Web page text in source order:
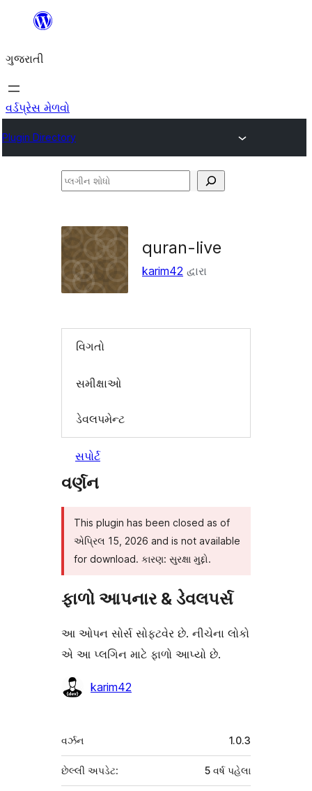
કંટેન્ટ(લખાણ)
જાઓ
ગુજરાતી
વર્ડપ્રેસ મેળવો
Plugin Directory
પ્લગીન
quran-live
karim42 દ્વારા
વિગતો
સમીક્ષાઓ
ડેવલપમેન્ટ
સપોર્ટ
વર્ણન
This plugin has been closed as of
એપ્રિલ 15, 2026 and is not available
for download. કારણ: સુરક્ષા મુદ્દો.
ફાળો આપનાર & ડેવલપર્સ
આ ઓપન સોર્સ સોફ્ટવેર છે. નીચેના લોકો
એ આ પ્લગિન માટે ફાળો આપ્યો છે.
ફાળો
karim42
મેટા
વર્ઝન 1.0.3
છેલ્લી અપડેટ: 5 વર્ષપહેલા